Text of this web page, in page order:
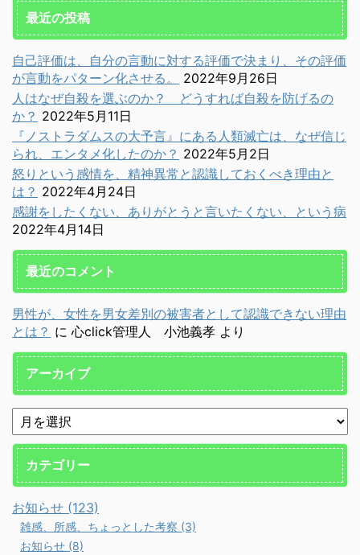
最近の投稿
自己評価は、自分の言動に対する評価で決まり、その評価
が言動をパターン化させる。
2022年9月26日
人はなぜ自殺を選ぶのか？ どうすれば自殺を防げるの
か？ 2022年5月11日
『ノストラダムスの大予言』にある人類滅亡は、なぜ信じ
られ、エンタメ化したのか？ 2022年5月2日
怒りという感情を、精神異常と認識しておくべき理由と
は？ 2022年4月24日
感謝をしたくない、ありがとうと言いたくない、という病
2022年4月14日
最近のコメント
男性が、女性を男女差別の被害者として認識できない理由
とは？ に 心click管理人 小池義孝 より
アーカイブ
カテゴリー
お知らせ (123)
雑感、所感、ちょっとした考察 (3)
お知らせ (8)